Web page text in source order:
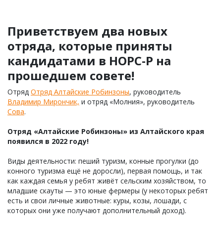
Приветствуем два новых
отряда, которые приняты
кандидатами в НОРС-Р на
прошедшем совете!
Отряд Отряд Алтайские Робинзоны, руководитель
Владимир Мирончик, и отряд «Молния», руководитель
Сова.
Отряд «Алтайские Робинзоны» из Алтайского края
появился в 2022 году!
Виды деятельности: пеший туризм, конные прогулки (до
конного туризма ещё не доросли), первая помощь, и так
как каждая семья у ребят живёт сельским хозяйством, то
младшие скауты — это юные фермеры (у некоторых ребят
есть и свои личные животные: куры, козы, лошади, с
которых они уже получают дополнительный доход).